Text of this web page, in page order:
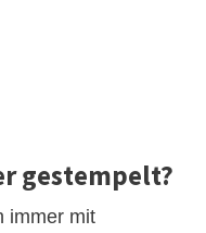
gestempelt?
immer mit